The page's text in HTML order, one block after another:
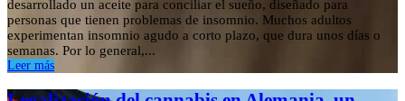
desarrollado un aceite para conciliar el sueño, diseñado para
personas que tienen problemas de insomnio. Muchos adultos
experimentan insomnio agudo a corto plazo, que dura unos días o
semanas. Por lo general,...
Leer más